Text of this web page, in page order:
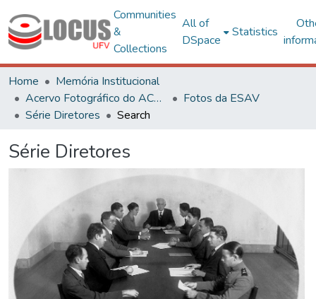
Communities
&
Collections
All of
DSpace
Statistics
Home
Memória Institucional
Acervo Fotográfico do ACH-UFV
Fotos da ESAV
Série Diretores
Search
Série Diretores